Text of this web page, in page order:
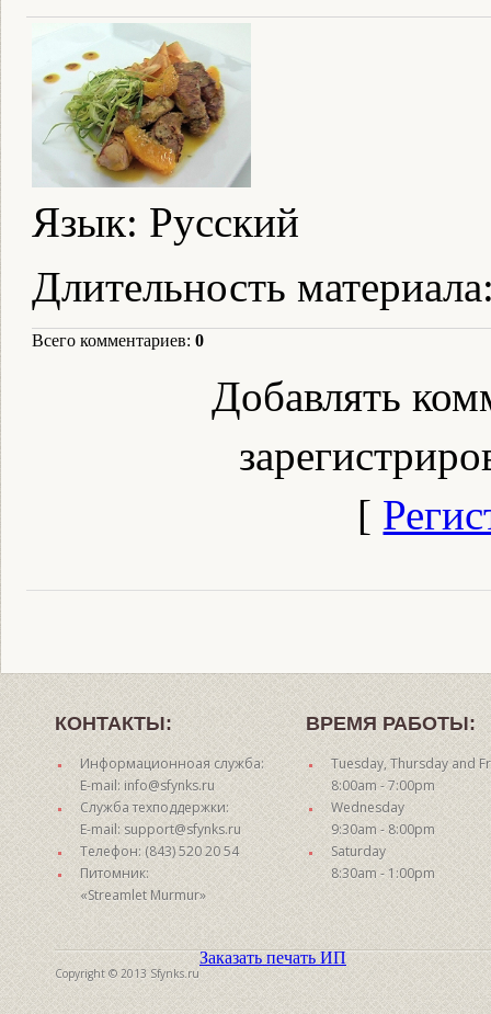
Язык: Русский
Длительность материала
Всего комментариев: 0
Добавлять
[
КОНТАКТЫ:
Информационноая служба:
E-mail: info@sfynks.ru
Служба техподдержки:
E-mail: support@sfynks.ru
Телефон: (843) 520 20 54
Питомник:
«Streamlet Murmur»
ВРЕМЯ РАБОТЫ:
Tuesday, Thursday and
8:00am - 7:00pm
Wednesday
9:30am - 8:00pm
Saturday
8:30am - 1:00pm
Copyright © 2013 Sfynks.ru
Заказать печать ИП